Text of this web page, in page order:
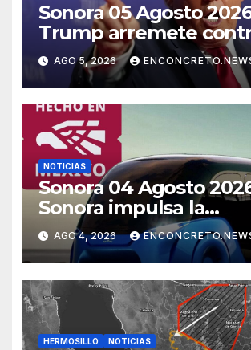
Sonora 05 Agosto
Trump arremete
México, Canadá y
potencias por
abusos comerciales
AGO 5, 2026
NOTICIAS
Sonora 04 Agosto
Sonora impulsa la
electromovilidad con
«Beyond», un vehículo
eléctrico desarrollado
ITH
AGO 4, 2026
HERMOSILLO NOTICIAS